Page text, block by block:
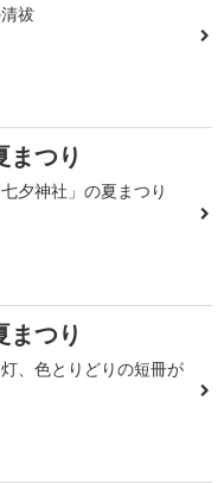
祓
まつり
夕神社」の夏まつり
まつり
、色とりどりの短冊が